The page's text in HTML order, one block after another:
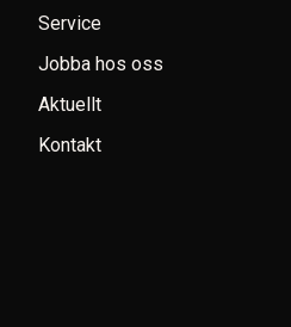
Service
Jobba hos oss
Aktuellt
Kontakt